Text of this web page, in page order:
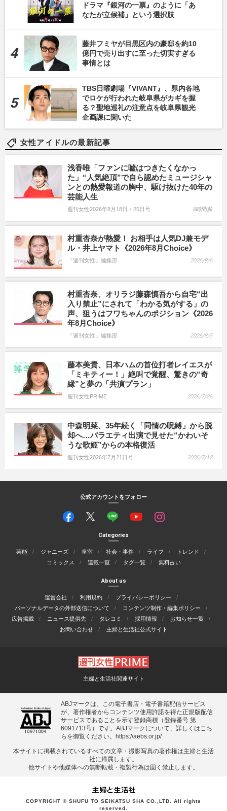
ドラマ『銀河の一票』のように「あ
なたが立候補」という選択肢
藤井フミヤが目黒区内の豪邸を約10
億円で売り出すに至った切実すぎる
事情とは
TBS日曜劇場『VIVANT』、県内各地
でロケが行われた岐阜県がカギを握
る？聖地巡礼の注意点を岐阜県観光
企画課に聞いた
女性アイドルの最新記事
浅香唯「ファンに嘘はつきたくなかっ
た」“人気絶頂”で自ら認めたミュージシャ
ンとの熱愛報道の胸中、駆け抜けた40年の
芸能人生
週刊女性2026年8月18日・25日号 8時間前
村重杏奈が熱愛！ お相手は人気DJ兼モデ
ル・井上ヤマト《2026年8月Choice》
『週刊女性』編集部 2026/8/6
村重杏奈、オリラジ藤森慎吾から自宅“出
入り禁止”にされて「わかる気がする」の
声、狙うはフワちゃんのポジション《2026
年8月Choice》
『週刊女性』編集部 2026/8/5
藤本美貴、日本ハムの首位打者レイエスが
「ミキティー！」絶叫で覚醒、驚きの“奇
縁”と夢の「共演プラン」
週刊女性PRIME 2026/7/26
中森明菜、35年続く「同情の呪縛」から脱
却へ…バラエティ出演で見せた“かわいそ
うな歌姫”からの本格復活
週刊女性2026年7月21日号 2026/7/12
公式アカウントをフォロー
Categories
芸能 ジャニーズ 皇室 社会・事件 ライフ
トレンド
コミックス
連載一覧 タグ一覧 無料占い
About us
運営会社 利用規約
プライバシーポリシー
パーソナルデータの外部送信について
コンテンツ制作・編集ポリシー
広告掲載
ニュース提供先 タレコミ 採用情報
お知らせ一覧
お問い合わせ
主婦と生活社公式サイト
主婦と生活社関連サイト
ABJマークは、この電子書店・電子書籍配信サービス
が、著作権者からコンテンツ使用許諾を得た正規版配信
サービスであることを示す登録商標（登録番号 第
6091713号）です。ABJマークについて、詳しくはこち
らを御覧ください。
https://aebs.or.jp/
本サイトに掲載されているすべての⽂章・撮影写真の著作権は主婦と⽣活
社に帰属します。
他サイトや他媒体への無断転載・複製⾏為は固く禁⽌します。
COPYRIGHT © SHUFU TO SEIKATSU SHA CO.,LTD. All rights
reserved.